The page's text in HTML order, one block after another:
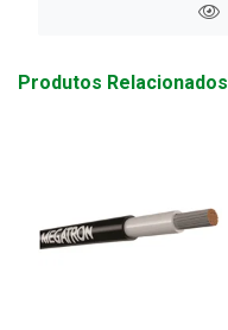
Produtos Relacionados